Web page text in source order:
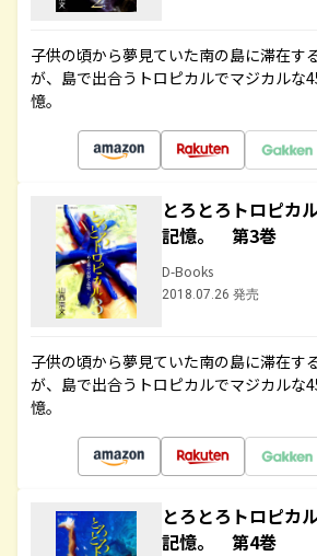
子供の頃から夢見ていた南の島に滞在す
が、島で出合うトロピカルでマジカルな
憶。
とろとろトロピカ
記憶。 第3巻
D-Books
2018.07.26 発売
子供の頃から夢見ていた南の島に滞在す
が、島で出合うトロピカルでマジカルな
憶。
とろとろトロピカ
記憶。 第4巻